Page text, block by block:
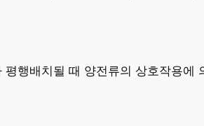
평행배치될 때 양전류의 상호작용에